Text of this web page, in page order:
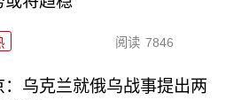
阅读 7846
：乌克兰就俄乌战事提出两